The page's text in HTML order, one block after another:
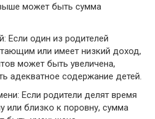
может быть сумма
Если один из родителей
или имеет низкий доход,
может быть увеличена,
адекватное содержание детей.
Если родители делят время
или близко к поровну, сумма